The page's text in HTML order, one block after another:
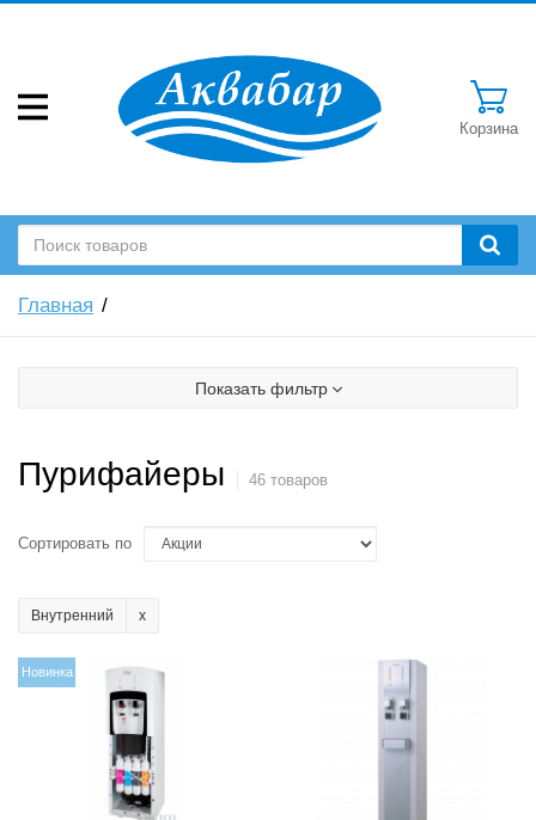
Корзина
Главная
Показать фильтр
Пурифайеры 46 товаров
Сортировать по
Внутренний
Новинка